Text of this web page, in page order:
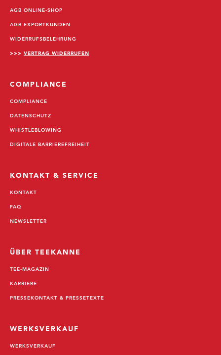
AGB ONLINE-SHOP
AGB EXPORTKUNDEN
WIDERRUFSBELEHRUNG
>>> VERTRAG WIDERRUFEN
COMPLIANCE
COMPLIANCE
DATENSCHUTZ
WHISTLEBLOWING
DIGITALE BARRIEREFREIHEIT
KONTAKT & SERVICE
KONTAKT
FAQ
NEWSLETTER
ÜBER TEEKANNE
TEE-MAGAZIN
KARRIERE
PRESSEKONTAKT & PRESSETEXTE
WERKSVERKAUF
WERKSVERKAUF